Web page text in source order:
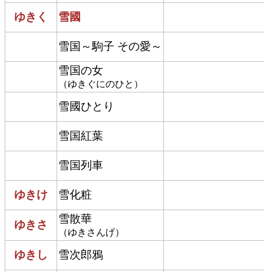
ゆきく 雪國
雪国～駒子 その愛～
雪国の女
（ゆきぐにのひと）
雪國ひとり
雪国紅葉
雪国列車
ゆきけ 雪化粧
ゆきさ 雪散華
（ゆきさんげ）
ゆきし 雪次郎鴉